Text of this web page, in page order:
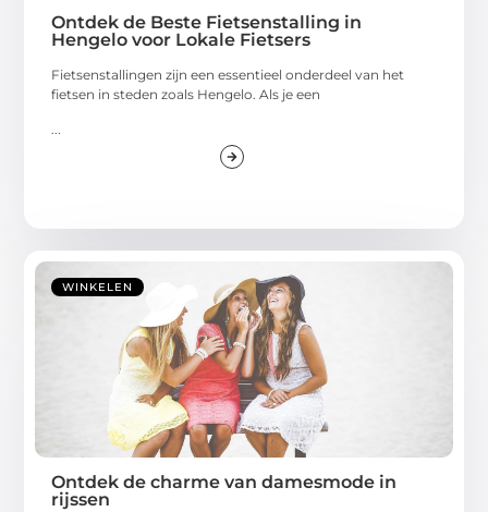
Ontdek de Beste Fietsenstalling in
Hengelo voor Lokale Fietsers
Fietsenstallingen zijn een essentieel onderdeel van het
fietsen in steden zoals Hengelo. Als je een
...
WINKELEN
Ontdek de charme van damesmode in
rijssen